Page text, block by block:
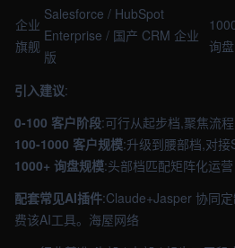
企业
旗舰
Salesforce / HubSpot
Enterprise / 国产 CRM 企业
版
询盘
引入建议:
0-100 客户阶段:可行从起步档,聚焦流
100-1000 客户规模:升级到腰部档,对接
1000+ 询盘规模:头部档匹配矩阵化运营
配套常见AI插件:Claude+Jasper 协同
费该AI工具。海屋网络